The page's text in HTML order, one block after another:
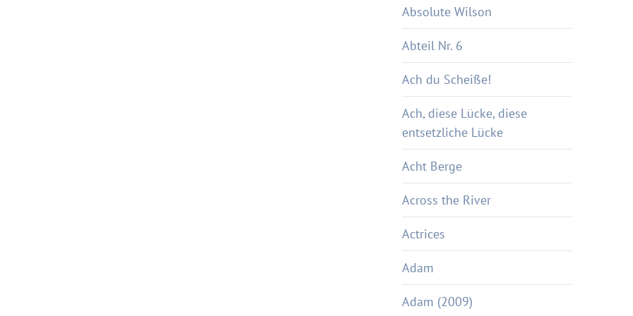
Absolute Wilson
Abteil Nr. 6
Ach du Scheiße!
Ach, diese Lücke, diese
entsetzliche Lücke
Acht Berge
Across the River
Actrices
Adam
Adam (2009)